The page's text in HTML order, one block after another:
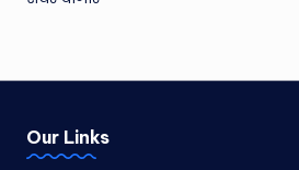
Our Links